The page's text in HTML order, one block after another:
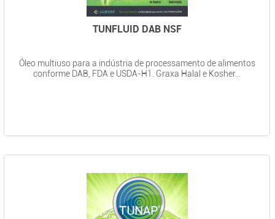
TUNFLUID DAB NSF
Óleo multiuso para a indústria de processamento de alimentos
conforme DAB, FDA e USDA-H1. Graxa Halal e Kosher...